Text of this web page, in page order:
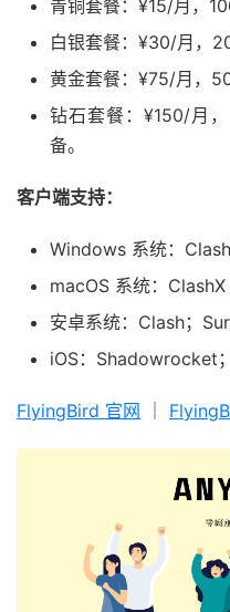
青铜套餐：¥15/月，
白银套餐：¥30/月，
黄金套餐：¥75/月，
钻石套餐：¥150/月
备。
客户端支持：
Windows 系统：
macOS 系统：ClashX
安卓系统：Clash；
iOS：Shadowrocket
FlyingBird 官网